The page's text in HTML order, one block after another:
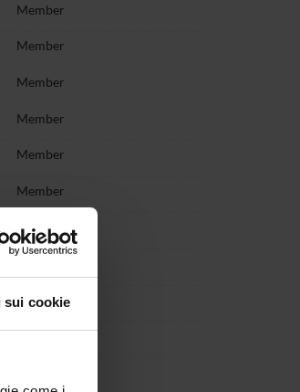
sui cookie
Member
Member
Member
Member
Member
Member
Member
Member
Member